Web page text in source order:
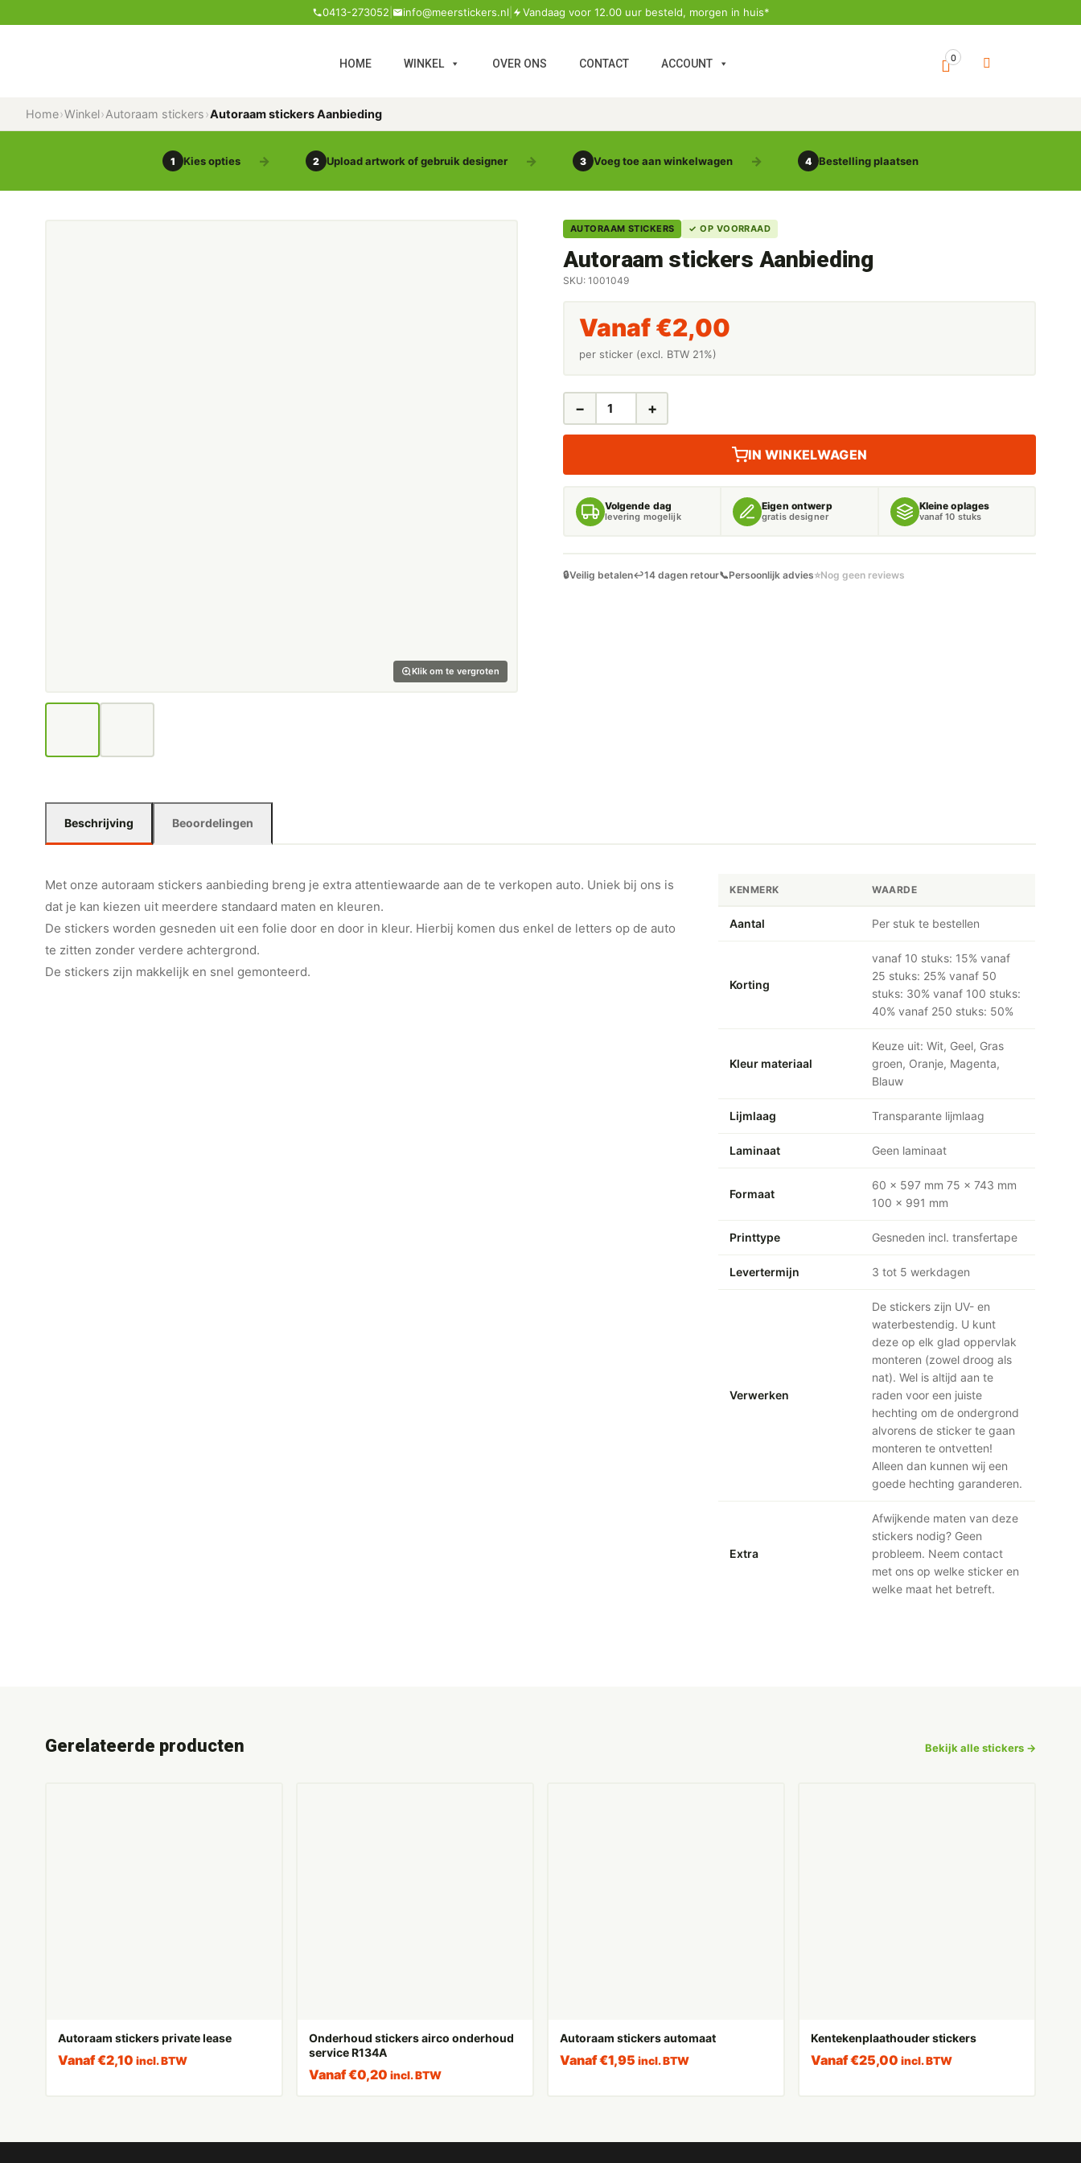
0413-273052 info@meerstickers.nl Vandaag voor 12.00 uur besteld, morgen in huis*
HOME WINKEL OVER ONS CONTACT ACCOUNT 0
Home›Winkel›Autoraam stickers›Autoraam stickers Aanbieding
1 Kies opties 2 Upload artwork of gebruik designer 3 Voeg toe aan winkelwagen 4 Bestelling plaatsen
Klik om te vergroten
AUTORAAM STICKERS ✓ OP VOORRAAD
Autoraam stickers Aanbieding
SKU: 1001049
Vanaf €2,00
per sticker (excl. BTW 21%)
AUTORAAM
− +
IN WINKELWAGEN
Volgende dag
levering mogelijk
Eigen ontwerp
gratis designer
Kleine oplages
vanaf 10 stuks
🔒Veilig betalen↩️14 dagen retour📞Persoonlijk advies⭐Nog geen reviews
Beschrijving Beoordelingen
Met onze autoraam stickers aanbieding breng je extra attentiewaarde aan de te verkopen auto. Uniek bij ons is
dat je kan kiezen uit meerdere standaard maten en kleuren.
De stickers worden gesneden uit een folie door en door in kleur. Hierbij komen dus enkel de letters op de auto
te zitten zonder verdere achtergrond.
De stickers zijn makkelijk en snel gemonteerd.
KENMERK WAARDE
Aantal Per stuk te bestellen
Korting
vanaf 10 stuks: 15% vanaf
25 stuks: 25% vanaf 50
stuks: 30% vanaf 100 stuks:
40% vanaf 250 stuks: 50%
Kleur materiaal
Keuze uit: Wit, Geel, Gras
groen, Oranje, Magenta,
Blauw
Lijmlaag Transparante lijmlaag
Laminaat Geen laminaat
Formaat
60 x 597 mm 75 x 743 mm
100 x 991 mm
Printtype Gesneden incl. transfertape
Levertermijn 3 tot 5 werkdagen
Verwerken
De stickers zijn UV- en
waterbestendig. U kunt
deze op elk glad oppervlak
monteren (zowel droog als
nat). Wel is altijd aan te
raden voor een juiste
hechting om de ondergrond
alvorens de sticker te gaan
monteren te ontvetten!
Alleen dan kunnen wij een
goede hechting garanderen.
Extra
Afwijkende maten van deze
stickers nodig? Geen
probleem. Neem contact
met ons op welke sticker en
welke maat het betreft.
Gerelateerde producten Bekijk alle stickers →
Autoraam stickers private lease
Vanaf€2,10 incl. BTW
Onderhoud stickers airco onderhoud
service R134A
Vanaf€0,20 incl. BTW
Autoraam stickers automaat
Vanaf€1,95 incl. BTW
Kentekenplaathouder stickers
Vanaf€25,00 incl. BTW